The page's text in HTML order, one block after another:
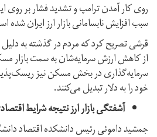
روی کار آمدن ترامپ و تشدید فشار بر روی
سبب افزایش نابسامانی بازار ارز ایران شده
قرشی تصریح کرد که مردم در گذشته به دلیل
از کاهش ارزش سرمایه‌شان به سمت بازار
سرمایه‌گذاری در بخش مسکن نیز ریسک‌پذیر
خود را به دلار تبدیل می‌کنند.
آشفتگی بازار ارز نتیجه شرایط
جمشید داموئی رئیس دانشکده اقتصاد